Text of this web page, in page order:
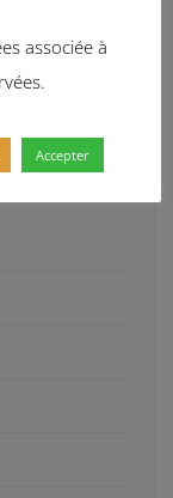
associée à
Accepter